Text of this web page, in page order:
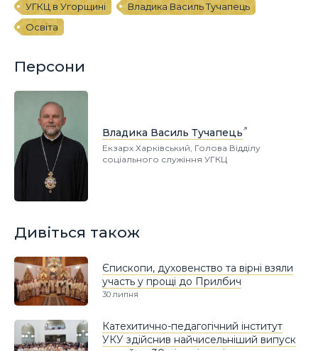
УГКЦ в Угорщині
Владика Василь Тучапець
Освіта
Персони
Владика Василь Тучапець
Екзарх Харківський, Голова Відділу
соціального служіння УГКЦ
Дивіться також
Єпископи, духовенство та вірні взяли
участь у прощі до Прилбич
30 липня
Катехитично-педагогічний інститут
УКУ здійснив найчисельніший випуск